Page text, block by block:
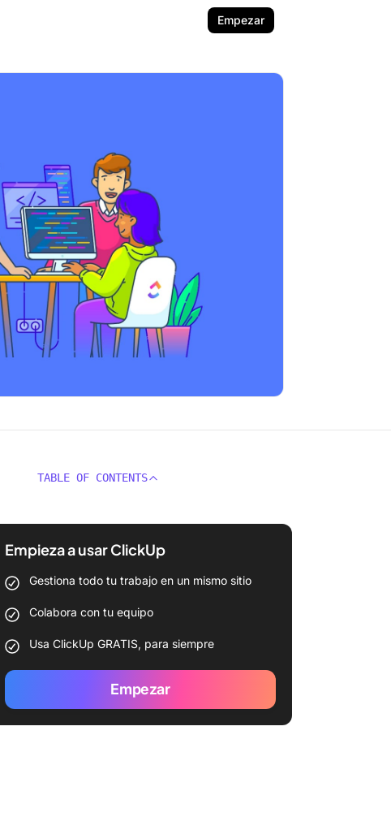
Empezar
TABLE OF CONTENTS
Empieza a usar ClickUp
Gestiona todo tu trabajo en un mismo sitio
Colabora con tu equipo
Usa ClickUp GRATIS, para siempre
Empezar